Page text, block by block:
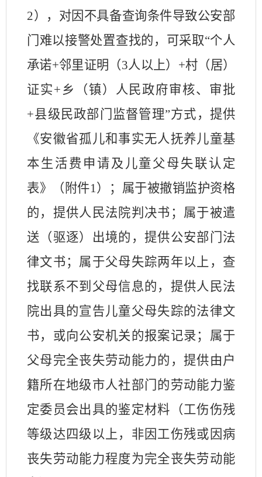
2），对因不具备查询条件导致公安部
门难以接警处置查找的，可采取“个人
承诺+邻里证明（3人以上） +村（居）
证实+ 乡（镇）人民政府审核、审批
+县级民政部门监督管理”方式，提供
《安徽省孤儿和事实无人抚养儿童基
本生活费申请及儿童父母失联认定
表》（附件1）；属于被撤销监护资格
的，提供人民法院判决书；属于被遣
送（驱逐）出境的，提供公安部门法
律文书；属于父母失踪两年以上，查
找联系不到父母信息的，提供人民法
院出具的宣告儿童父母失踪的法律文
书，或向公安机关的报案记录；属于
父母完全丧失劳动能力的，提供由户
籍所在地级市人社部门的劳动能力鉴
定委员会出具的鉴定材料（工伤伤残
等级达四级以上，非因工伤残或因病
丧失劳动能力程度为完全丧失劳动能